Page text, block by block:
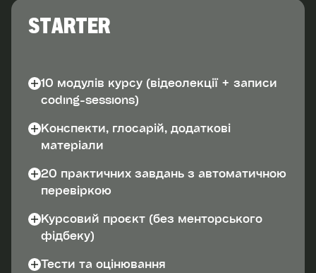
STARTER
10 модулів курсу (відеолекції + записи
coding-sessions)
Конспекти, глосарій, додаткові
матеріали
20 практичних завдань з автоматичною
перевіркою
Курсовий проєкт (без менторського
фідбеку)
Тести та оцінювання